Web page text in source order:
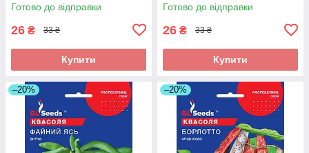
Готово до відправки
26 ₴ 33 ₴
Купити
Готово до відправки
26 ₴ 33 ₴
Купити
–20% –20%